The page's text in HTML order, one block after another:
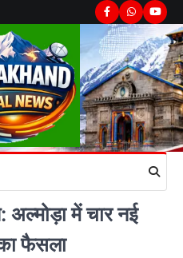
Facebook
Whatsapp
में चार नई
फैसला